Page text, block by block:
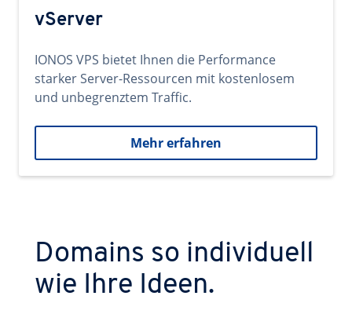
vServer
IONOS VPS bietet Ihnen die Performance
starker Server-Ressourcen mit kostenlosem
und unbegrenztem Traffic.
Mehr erfahren
Domains so individuell
wie Ihre Ideen.